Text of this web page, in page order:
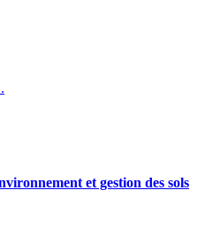
et gestion des sols